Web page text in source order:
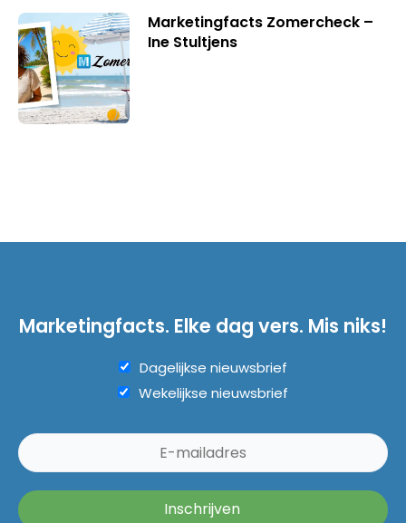
Marketingfacts Zomercheck –
Ine Stultjens
Marketingfacts. Elke dag vers. Mis niks!
Dagelijkse nieuwsbrief
Wekelijkse nieuwsbrief